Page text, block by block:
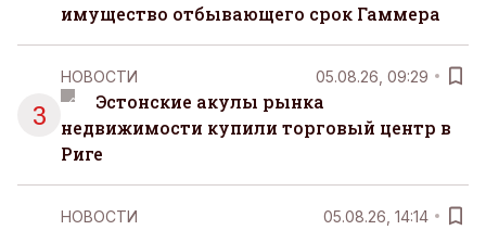
имущество отбывающего срок Гаммера
3
НОВОСТИ 05.08.26, 09:29
Эстонские акулы рынка
недвижимости купили торговый центр в
Риге
НОВОСТИ 05.08.26, 14:14